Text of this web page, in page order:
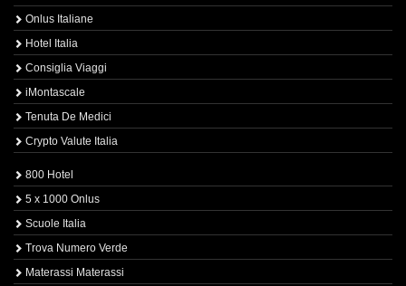
Onlus Italiane
Hotel Italia
Consiglia Viaggi
iMontascale
Tenuta De Medici
Crypto Valute Italia
800 Hotel
5 x 1000 Onlus
Scuole Italia
Trova Numero Verde
Materassi Materassi